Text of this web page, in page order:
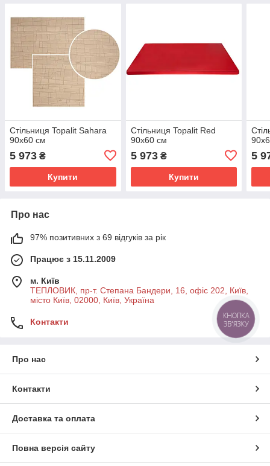
Стільниця Topalit Sahara
90х60 см
5 973 ₴
Купити
Стільниця Topalit Red
90х60 см
5 973₴
Купити
5
Про нас
97% позитивних з 69 відгуків за рік
Працює з 15.11.2009
м. Київ
ТЕПЛОВИК, пр-т. Степана Бандери, 16, офіс 202, Київ,
місто Київ, 02000, Київ, Україна
Контакти
Про нас
Контакти
Доставка та оплата
Повна версія сайту
КНОПКА
ЗВ'ЯЗКУ